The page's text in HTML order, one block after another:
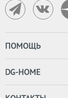
ПОМОЩЬ
DG-HOME